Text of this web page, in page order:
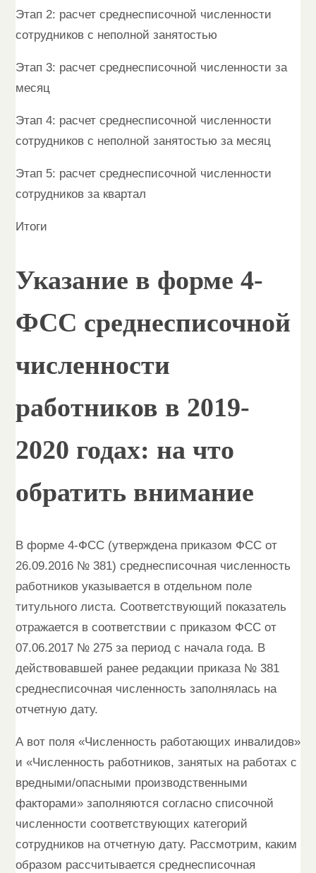
Этап 2: расчет среднесписочной численности
сотрудников с неполной занятостью
Этап 3: расчет среднесписочной численности за
месяц
Этап 4: расчет среднесписочной численности
сотрудников с неполной занятостью за месяц
Этап 5: расчет среднесписочной численности
сотрудников за квартал
Итоги
Указание в форме 4-
ФСС среднесписочной
численности
работников в 2019-
2020 годах: на что
обратить внимание
В форме 4-ФСС (утверждена приказом ФСС от
26.09.2016 № 381) среднесписочная численность
работников указывается в отдельном поле
титульного листа. Соответствующий показатель
отражается в соответствии с приказом ФСС от
07.06.2017 № 275 за период с начала года. В
действовавшей ранее редакции приказа № 381
среднесписочная численность заполнялась на
отчетную дату.
А вот поля «Численность работающих инвалидов»
и «Численность работников, занятых на работах с
вредными/опасными производственными
факторами» заполняются согласно списочной
численности соответствующих категорий
сотрудников на отчетную дату. Рассмотрим, каким
образом рассчитывается среднесписочная